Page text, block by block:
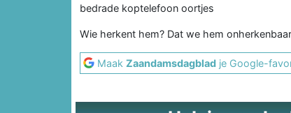
bedrade koptelefoon oortjes
Wie herkent hem? Dat we hem
Maak Zaandamsdagblad je Google-